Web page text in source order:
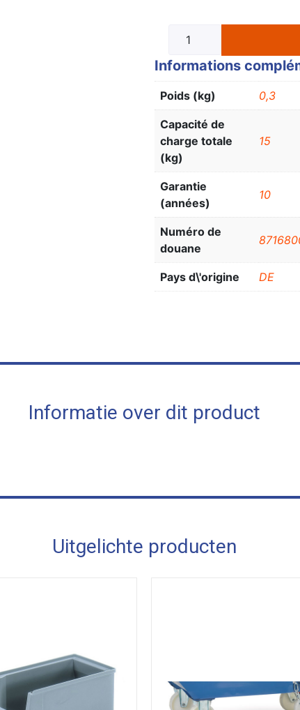
Informations
Poids (kg) 0,3
Capacité de
charge totale
(kg)
15
Garantie
(années)
10
Numéro de
douane
Pays d\'origine DE
Informatie over dit product
Uitgelichte producten